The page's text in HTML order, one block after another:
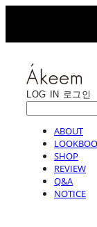
LOG IN 로그인
ABOUT
SHOP
REVIEW
Q&A
NOTICE